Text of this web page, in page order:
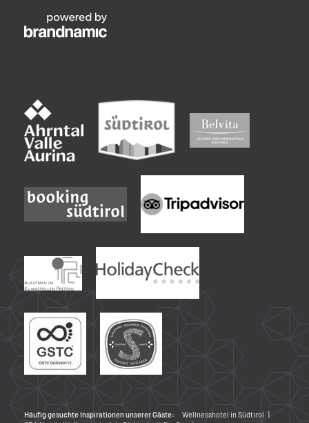
Häufig gesuchte Inspirationen unserer Gäste: Wellnesshotel in Südtirol